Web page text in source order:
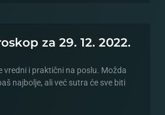
za 29. 12. 2022.
vredni i praktični na poslu. Možda
najbolje, ali već sutra će sve biti